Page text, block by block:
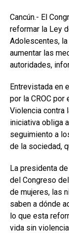
Cancún.- El
reformar la Ley
Adolescentes,
aumentar las
autoridades,
Entrevistada en
por la CROC por
Violencia contra
iniciativa obliga
seguimiento a
de la sociedad,
La presidenta
del Congreso
de mujeres, las
saben a dónde
lo que esta
vida sin